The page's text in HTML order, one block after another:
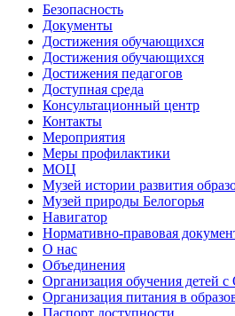
Безопасность
Документы
Достижения обучающихся
Достижения обучающихся
Достижения педагогов
Доступная среда
Консультационный центр
Контакты
Мероприятия
Меры профилактики
МОЦ
Музей истории развития
Музей природы Белогорья
Навигатор
Нормативно-правовая
О нас
Объединения
Организация обучения детей
Организация питания в
Паспорт доступности